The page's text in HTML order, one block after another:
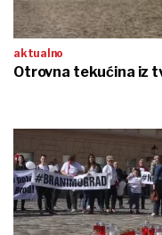
aktualno
Otrovna tekućina iz